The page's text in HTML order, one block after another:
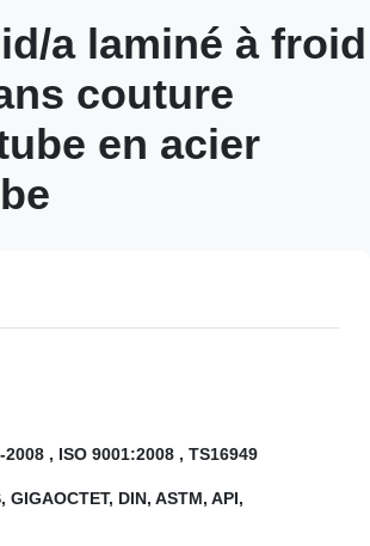
a laminé à froid
couture
en acier
2008 , ISO 9001:2008 , TS16949
GIGAOCTET, DIN, ASTM, API,